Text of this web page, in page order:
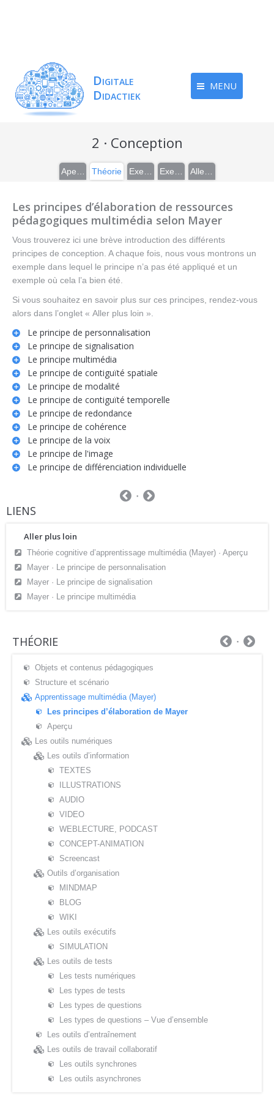
MENU
2 · Conception
Théorie
Les principes d’élaboration de ressources
pédagogiques multimédia selon Mayer
Vous trouverez ici une brève introduction des différents
principes de conception. A chaque fois, nous vous montrons un
exemple dans lequel le principe n’a pas été appliqué et un
exemple où cela l’a bien été.
Si vous souhaitez en savoir plus sur ces principes, rendez-vous
alors dans l’onglet « Aller plus loin ».
Le principe de personnalisation
Le principe de signalisation
Le principe multimédia
Le principe de contiguïté spatiale
Le principe de modalité
Le principe de contiguïté temporelle
Le principe de redondance
Le principe de cohérence
Le principe de la voix
Le principe de l'image
Le principe de différenciation individuelle
LIENS
Aller plus loin
Théorie cognitive d’apprentissage multimédia (Mayer) · Aperçu
Mayer · Le principe de personnalisation
Mayer · Le principe de signalisation
Mayer · Le principe multimédia
THÉORIE
Objets et contenus pédagogiques
Structure et scénario
Apprentissage multimédia (Mayer)
Les principes d’élaboration de Mayer
Aperçu
Les outils numériques
Les outils d’information
TEXTES
ILLUSTRATIONS
AUDIO
VIDEO
WEBLECTURE, PODCAST
CONCEPT-ANIMATION
Screencast
Outils d’organisation
MINDMAP
BLOG
WIKI
Les outils exécutifs
SIMULATION
Les outils de tests
Les tests numériques
Les types de tests
Les types de questions
Les types de questions – Vue d’ensemble
Les outils d’entraînement
Les outils de travail collaboratif
Les outils synchrones
Les outils asynchrones